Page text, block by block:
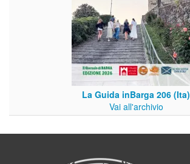
La Guida inBarga 206 (Ita)
Vai all'archivio